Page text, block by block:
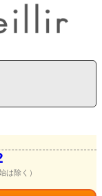
は除く）